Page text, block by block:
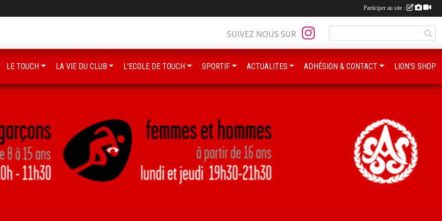
SUIVEZ NOUS SUR
LE TOUCH LA VIE DU CLUB L'ECOLE DE TOUCH SPORTIF ACTUALITES ADHÉSION & CONTACT LION'S SHOP
Participer au site :